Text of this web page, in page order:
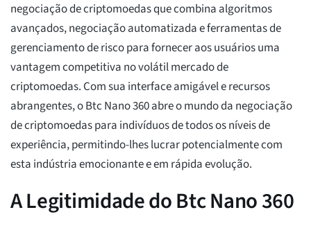
negociação de criptomoedas que combina algoritmos
avançados, negociação automatizada e ferramentas de
gerenciamento de risco para fornecer aos usuários uma
vantagem competitiva no volátil mercado de
criptomoedas. Com sua interface amigável e recursos
abrangentes, o Btc Nano 360 abre o mundo da negociação
de criptomoedas para indivíduos de todos os níveis de
experiência, permitindo-lhes lucrar potencialmente com
esta indústria emocionante e em rápida evolução.
A Legitimidade do Btc Nano 360